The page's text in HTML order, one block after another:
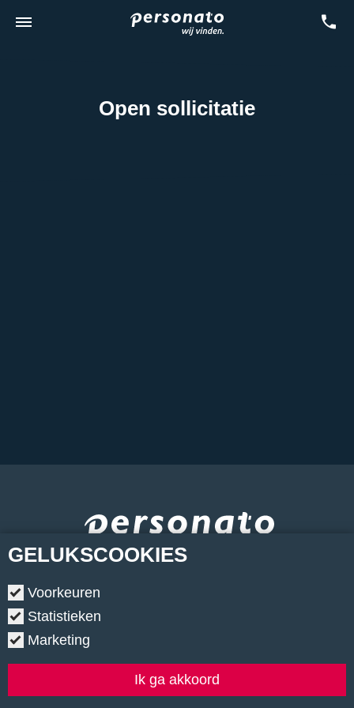
GELUKSCOOKIES
Voorkeuren
Statistieken
Marketing
Ik ga akkoord
Open sollicitatie
Copyright © 2026.
Privacyverklaring • Cookiebeleid • Klachtenregeling